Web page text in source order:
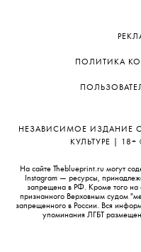
ПОЛИТИКА
НЕЗАВИСИМОЕ ИЗДАНИЕ
КУЛЬТУРЕ | 18+
На сайте Theblueprint.ru могут
Instagram — ресурсы,
запрещена в РФ. Кроме того на
признанного Верховным судом
запрещенного в России. Вся
упоминания ЛГБТ